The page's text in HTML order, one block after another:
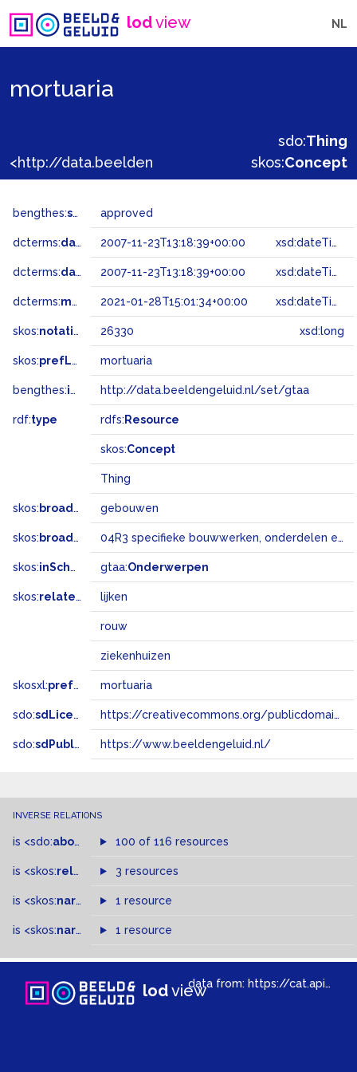
lodview NL
mortuaria
sdo:Thing
skos:Concept
bengthes:status approved
dcterms:dateAccepted 2007-11-23T13:18:39+00:00 xsd:dateTime
dcterms:dateSubmitted 2007-11-23T13:18:39+00:00 xsd:dateTime
dcterms:modified 2021-01-28T15:01:34+00:00 xsd:dateTime
skos:notation 26330 xsd:long
skos:prefLabel mortuaria
bengthes:inSet http://data.beeldengeluid.nl/set/gtaa
rdf:type rdfs: Resource
skos:Concept
Thing
skos: broader gebouwen
skos: broadMatch 04R3 specifieke bouwwerken, onderdelen en landschapselementen
skos:inScheme gtaa:Onderwerpen
skos:related lijken
rouw
ziekenhuizen
skosxl:prefLabel mortuaria
sdo:sdLicense https://creativecommons.org/publicdomain/zero/1.0/
sdo:sdPublisher https://www.beeldengeluid.nl/
INVERSE RELATIONS
is <sdo:about of 100 of 116 resources
is <skos:related > of3 resources
is <skos:narrower >of
1 resource
is <skos:narrowMatch >of
1 resource
lodviewdata from: https://cat.apis.beeldengeluid.nl/sparql